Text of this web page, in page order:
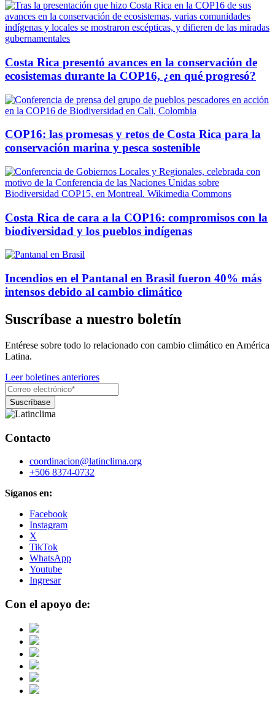
Costa Rica presentó avances en la conservación de
ecosistemas durante la COP16, ¿en qué progresó?
COP16: las promesas y retos de Costa Rica para la
conservación marina y pesca sostenible
Costa Rica de cara a la COP16: compromisos con la
biodiversidad y los pueblos indígenas
Incendios en el Pantanal en Brasil fueron 40% más
intensos debido al cambio climático
Suscríbase a nuestro boletín
Entérese sobre todo lo relacionado con cambio climático en América
Latina.
Leer boletines anteriores
Contacto
coordinacion@latinclima.org
+506 8374-0732
Síganos en:
Facebook
Instagram
X
TikTok
WhatsApp
Youtube
Ingresar
Con el apoyo de: